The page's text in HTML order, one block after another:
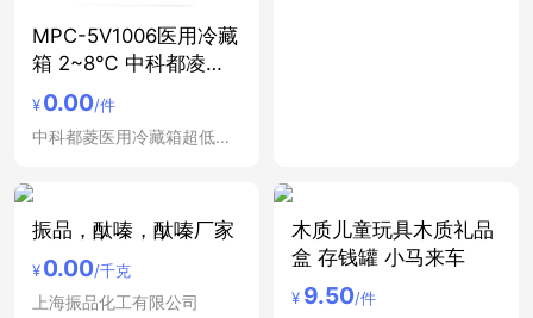
MPC-5V1006医用冷藏
箱 2~8℃ 中科都凌双
开
¥0.00/件
中科都菱医用冷藏箱超低温冰箱安徽合肥医用低温保存箱
振品，酞嗪，酞嗪厂家
¥0.00/千克
上海振品化工有限公司
木质儿童玩具木质礼品
盒 存钱罐 小马来车
¥ 9.50/件